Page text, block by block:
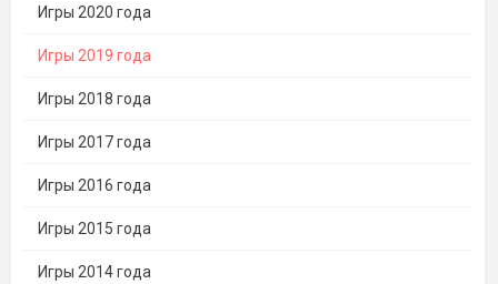
Игры 2020 года
Игры 2019 года
Игры 2018 года
Игры 2017 года
Игры 2016 года
Игры 2015 года
Игры 2014 года